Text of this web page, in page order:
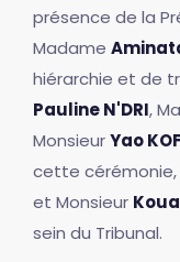
présence de la
Madame
hiérarchie et de
Pauline N'DRI,
MonsieurYao
cette cérémonie,
et Monsieur
sein du Tribunal.